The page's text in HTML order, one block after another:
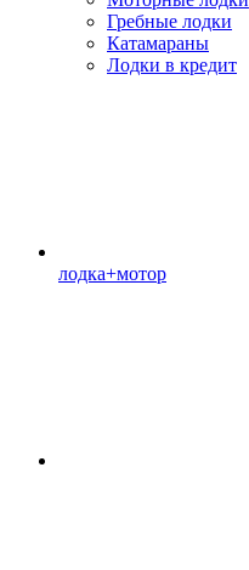
Гребные лодки
Катамараны
Лодки в кредит
лодка+мотор